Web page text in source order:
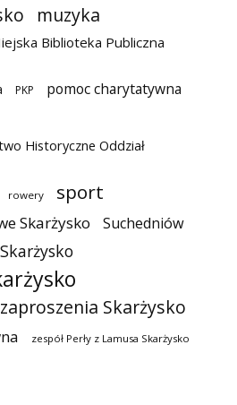
muzyka
Biblioteka Publiczna
PKP
pomoc charytatywna
Historyczne Oddział
rowery sport
Skarżysko Suchedniów
zaproszenia Skarżysko
zespół Perły z Lamusa Skarżysko